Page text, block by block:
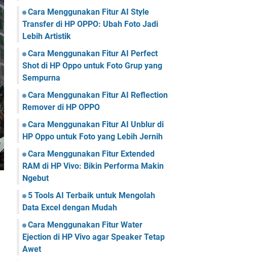
Cara Menggunakan Fitur AI Style
Transfer di HP OPPO: Ubah Foto Jadi
Lebih Artistik
Cara Menggunakan Fitur AI Perfect
Shot di HP Oppo untuk Foto Grup yang
Sempurna
Cara Menggunakan Fitur AI Reflection
Remover di HP OPPO
Cara Menggunakan Fitur AI Unblur di
HP Oppo untuk Foto yang Lebih Jernih
Cara Menggunakan Fitur Extended
RAM di HP Vivo: Bikin Performa Makin
Ngebut
5 Tools AI Terbaik untuk Mengolah
Data Excel dengan Mudah
Cara Menggunakan Fitur Water
Ejection di HP Vivo agar Speaker Tetap
Awet